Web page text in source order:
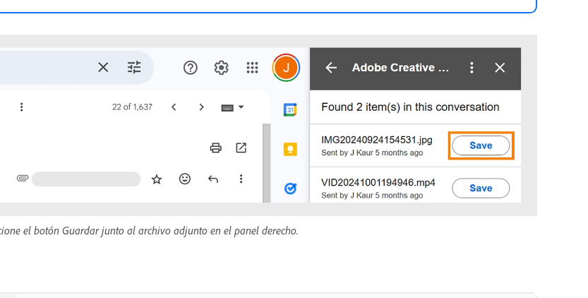
el botón Guardar junto al archivo adjunto en el panel derecho.